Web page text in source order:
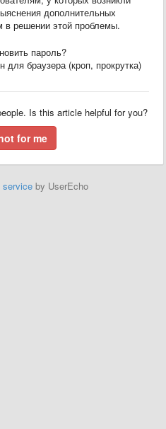
дополнительных
в решении этой проблемы.
пароль?
для браузера (кроп, прокрутка)
Is this article helpful for you?
for me
service by UserEcho